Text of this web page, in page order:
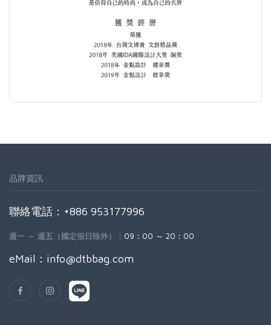
品牌資訊
聯絡電話：+886 953177996
週一 ～ 週五（國定假日除外）： 09：00 ～ 20：00
eMail： info@dtbbag.com